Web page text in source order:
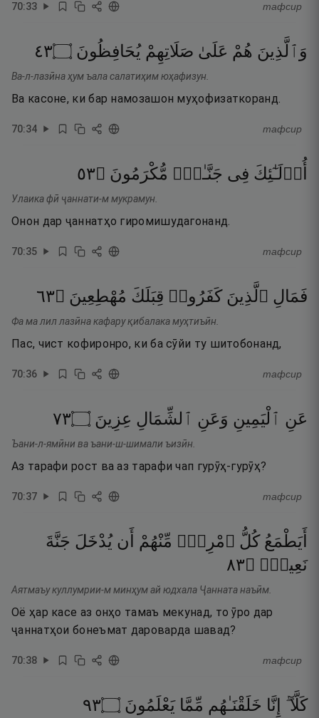
70:33 тафсир
وَٱلَّذِينَ هُمْ عَلَىٰ صَلَاتِهِمْ يُحَافِظُونَ ۝٣٤
Ва-л-лазӣна ҳум ъала салатиҳим юҳафизун.
Ва касоне, ки бар намозашон муҳофизаткоранд.
70:34 тафсир
أُو۟لَـٰٓئِكَ فِى جَنَّـٰتٍۢ مُّكْرَمُونَ ۝٣٥
Улаика фӣ ҷаннати-м мукрамун.
Онон дар ҷаннатҳо гиромишудагонанд.
70:35 тафсир
فَمَالِ ٱلَّذِينَ كَفَرُوا۟ قِبَلَكَ مُهْطِعِينَ ۝٣٦
Фа ма лил лазӣна кафару қибалака муҳтиъӣн.
Пас, чист кофиронро, ки ба сӯйи ту шитобонанд,
70:36 тафсир
عَنِ ٱلْيَمِينِ وَعَنِ ٱلشِّمَالِ عِزِينَ ۝٣٧
Ъани-л-ямӣни ва ъани-ш-шимали ъизӣн.
Аз тарафи рост ва аз тарафи чап гурӯҳ-гурӯҳ?
70:37 тафсир
أَيَطْمَعُ كُلُّ ٱمْرِئٍۢ مِّنْهُمْ أَن يُدْخَلَ جَنَّةَ
نَعِيمٍۢ ۝٣٨
Аятмаъу куллумрии-м минҳум ай юдхала Ҷанната наъӣм.
Оё ҳар касе аз онҳо тамаъ мекунад, то ӯро дар
ҷаннатҳои бонеъмат дароварда шавад?
70:38 тафсир
كَلَّآ ۖ إِنَّا خَلَقْنَـٰهُم مِّمَّا يَعْلَمُونَ ۝٣٩